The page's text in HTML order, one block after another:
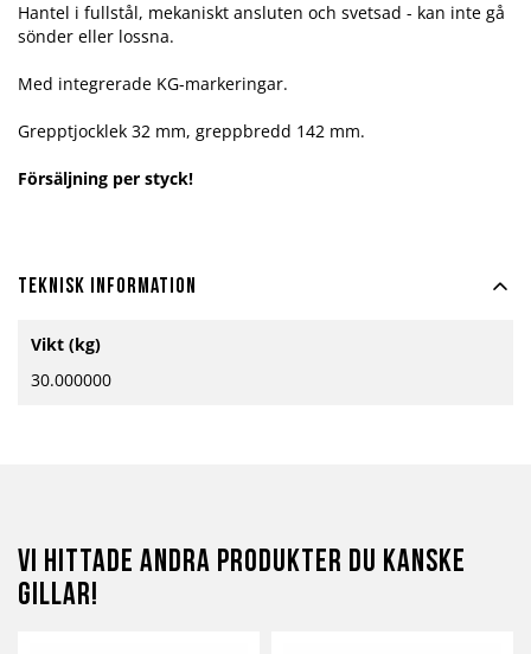
Hantel i fullstål, mekaniskt ansluten och svetsad - kan inte gå
sönder eller lossna.
Med integrerade KG-markeringar.
Grepptjocklek 32 mm, greppbredd 142 mm.
Försäljning per styck!
Teknisk information
information
Vikt (kg)
30.000000
Vi hittade andra produkter du kanske
gillar!